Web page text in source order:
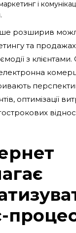
і
розширив
та
з
оптимізації